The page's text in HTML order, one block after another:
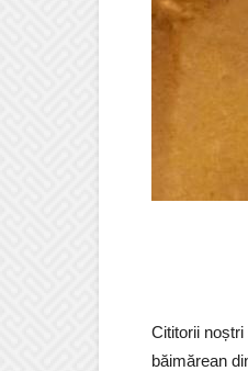
Cititorii
băimărean